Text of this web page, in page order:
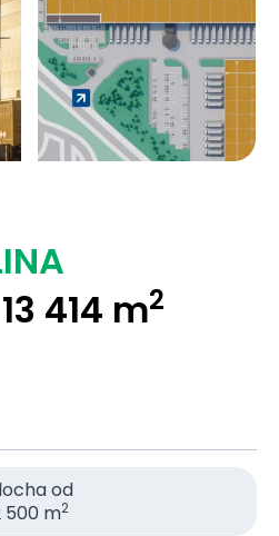
414 m2
od
500 m2